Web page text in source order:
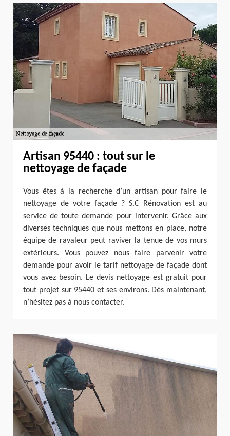
Artisan 95440 : tout sur le
nettoyage de façade
Vous êtes à la recherche d’un artisan pour faire le
nettoyage de votre façade ? S.C Rénovation est au
service de toute demande pour intervenir. Grâce aux
diverses techniques que nous mettons en place, notre
équipe de ravaleur peut raviver la tenue de vos murs
extérieurs. Vous pouvez nous faire parvenir votre
demande pour avoir le tarif nettoyage de façade dont
vous avez besoin. Le devis nettoyage est gratuit pour
tout projet sur 95440 et ses environs. Dès maintenant,
n’hésitez pas à nous contacter.